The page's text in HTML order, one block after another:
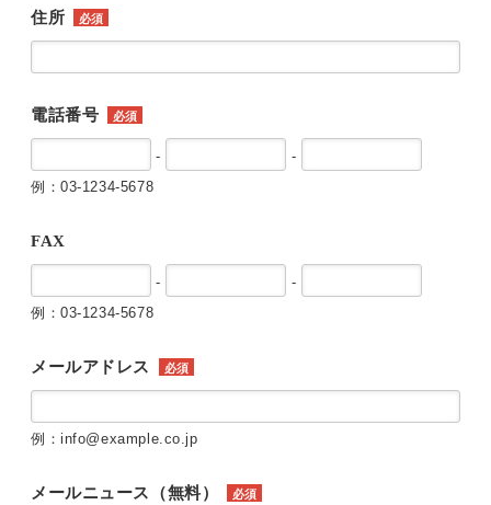
住所 必須
電話番号 必須
-
-
例：03-1234-5678
FAX
-
-
例：03-1234-5678
メールアドレス 必須
例：info@example.co.jp
メールニュース（無料） 必須